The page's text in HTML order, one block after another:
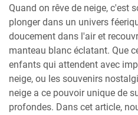
Quand on rêve de neige, c'est
plonger dans un univers
doucement dans l'air et
manteau blanc éclatant. Que
enfants qui attendent avec
neige, ou les souvenirs
neige a ce pouvoir unique de
profondes. Dans cet article,